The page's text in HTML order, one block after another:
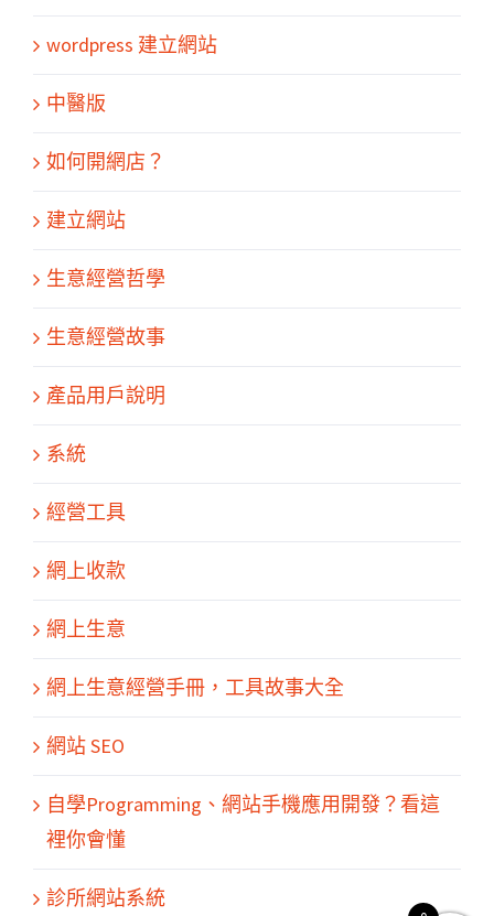
wordpress 建立網站
中醫版
如何開網店？
建立網站
生意經營哲學
生意經營故事
產品用戶說明
系統
經營工具
網上收款
網上生意
網上生意經營手冊，工具故事大全
網站 SEO
自學Programming、網站手機應用開發？看這
裡你會懂
診所網站系統
關於我們